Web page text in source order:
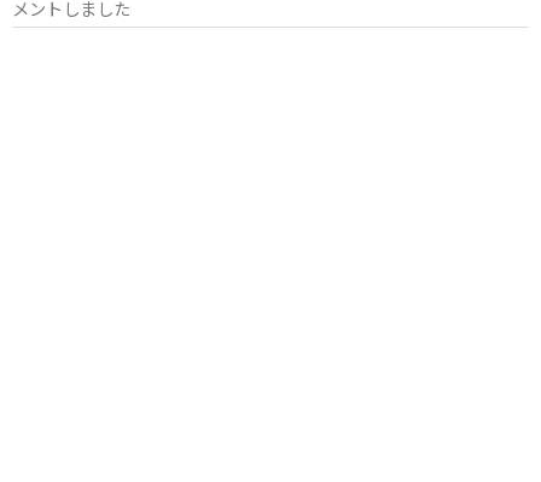
メントしました